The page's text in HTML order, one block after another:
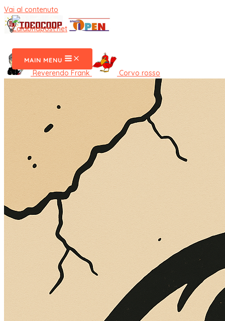
Vai al contenuto
MAIN MENU
Reverendo Frank Corvo rosso